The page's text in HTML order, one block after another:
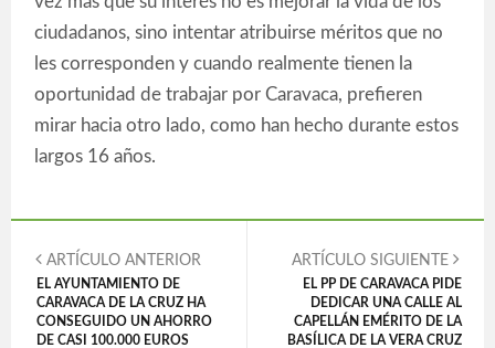
ciudadanos, sino intentar atribuirse méritos que no
les corresponden y cuando realmente tienen la
oportunidad de trabajar por Caravaca, prefieren
mirar hacia otro lado, como han hecho durante estos
largos 16 años.
ARTÍCULO ANTERIOR
EL AYUNTAMIENTO DE
CARAVACA DE LA CRUZ HA
CONSEGUIDO UN AHORRO
DE CASI 100.000 EUROS
ARTÍCULO SIGUIENTE
EL PP DE CARAVACA PIDE
DEDICAR UNA CALLE AL
CAPELLÁN EMÉRITO DE LA
BASÍLICA DE LA VERA CRUZ